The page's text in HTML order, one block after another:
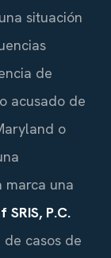
situación
de
acusado de
o
marca una
P.C.
casos de